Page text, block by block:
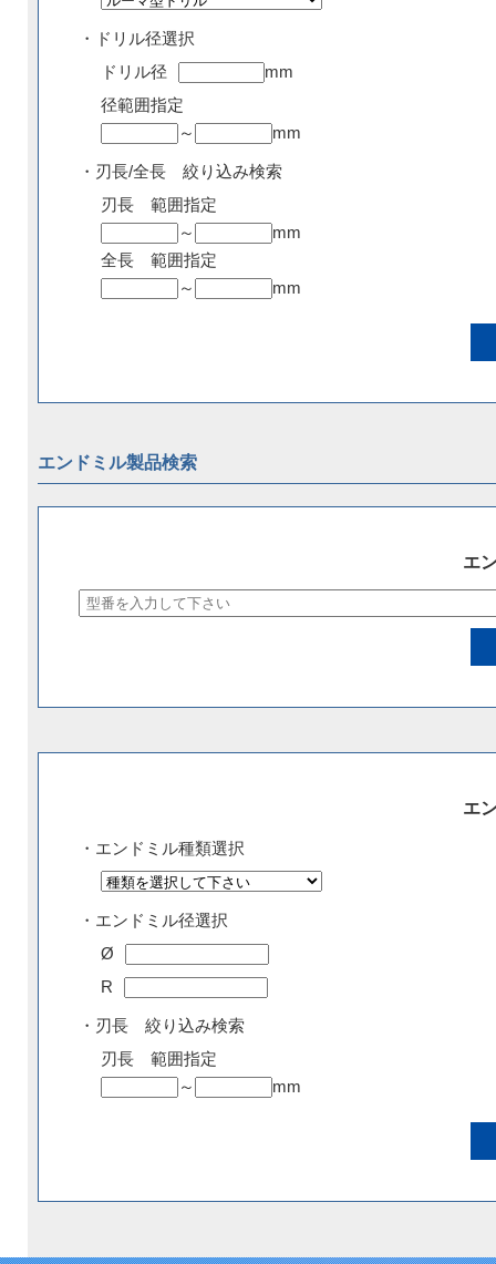
・ドリル径選択
ドリル径
mm
径範囲指定
～
mm
・刃長/全長 絞り込み検索
刃長 範囲指定
～
mm
全長 範囲指定
～
mm
エンドミル製品検索
エ
エ
・エンドミル種類選択
・エンドミル径選択
Ø
R
・刃長 絞り込み検索
刃長 範囲指定
～
mm